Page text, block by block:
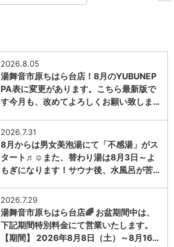
2026.8.05
湯舞音市原ちはら台店！8月のYUBUNEP
PA表に変更があります。こちら最新版で
す今月も、改めてよろしくお願い致しま…
2026.7.31
8月からは男女美泡湯にて「不感湯」がス
タート♬☺また、替わり湯は8月3日～よ
もぎになります！サウナ後、水風呂が苦…
2026.7.29
湯舞音市原ちはら台店🌈 お盆期間中は、
下記期間特別料金にて営業いたします。
【期間】 2026年8月8日（土）～8月16…